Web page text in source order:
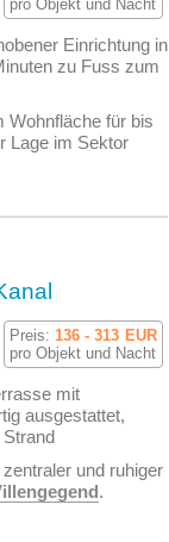
pro Objekt und Nacht
Einrichtung in
zu Fuss zum
Wohnfläche für bis
Lage im Sektor
Preis: 136 - 313 EUR
pro Objekt und Nacht
mit
ausgestattet,
und ruhiger
.